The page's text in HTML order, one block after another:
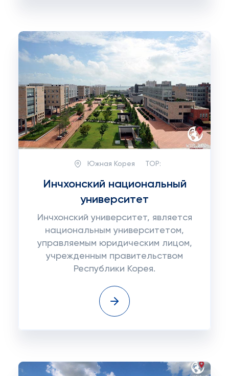
Южная Корея TOP:
Инчхонский национальный
университет
Инчхонский университет, является
национальным университетом,
управляемым юридическим лицом,
учрежденным правительством
Республики Корея.